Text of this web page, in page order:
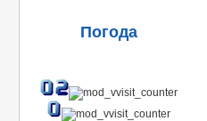
Погода